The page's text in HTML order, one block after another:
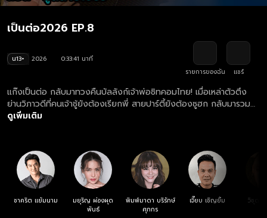
เป็นต่อ2026 EP.8
น13+ 2026
0:33:41 นาที
รายการของฉัน
แชร์
แก๊งเป็นต่อ กลับมาทวงคืนบัลลังก์เจ้าพ่อซิทคอมไทย! เมื่อเหล่าตัวตึง
ย่านวิภาวดีที่คนเจ้าชู้ยังต้องเรียกพี่ สายปาร์ตี้ยังต้องซูฮก กลับมารวม
ตัวกันพร้อมสาดความฮาแบบจัดเต็มอัตราศึก เตรียมพบกับวีรกรรมสุด
ต่อ นอกจากความกะล่อนที่เป็นเอกลักษณ์ ยังพกพาเรื่องราวความวุ่นวาย
ในออฟฟิศ และความสัมพันธ์สุดซับซ้อนที่เดาทางไม่ถูก ใครที่กำลังรอ
เป็นต่อ ตอนใหม่ล่าสุด บอกเลยว่าปีนี้เซอร์ไพรส์เพียบ นำแสดงโดย
ชาคริต แย้มนาม, กิ๊ก มยุริญ ผ่องผุดพันธ์, พิมพ์มาดา บริรักษ์ศุภกร,
เจี๊ยบ เชิญยิ้ม, แหม่ม วิชุดา พินดั้ม, กิตติ เชี่ยววงศ์กุล, อู๊ด มกจ๊ก, ผอูน
จันทรศิริ, ธงธง มกจ๊ก กำกับการแสดงโดย จิรศักดิ์ โย้จิ้ว อย่าลืม! นัด
ดูเพิ่มเติม
ชาคริต แย้มนาม
มยุริญ ผ่องผุด
พันธ์
พิมพ์มาดา บริรักษ์
ศุภกร
เจี๊ยบ เชิญยิ้ม วิชุดา